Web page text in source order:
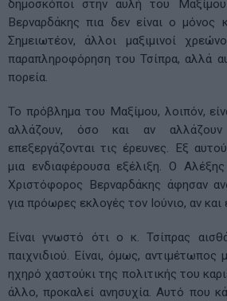
δημοσκόποι στην αυλή του
Βερναρδάκης πια δεν είναι ο μόνος
Σημειωτέον, άλλοι μαξιμινοί
παραπληροφόρηση του Τσίπρα, αλλά
πορεία.
Το πρόβλημα του Μαξίμου, λοιπόν,
αλλάζουν, όσο και αν
επεξεργάζονται τις έρευνες. Εξ
μια ενδιαφέρουσα εξέλιξη. Ο
Χριστόφορος Βερναρδάκης άφησαν
για πρόωρες εκλογές τον Ιούνιο, αν
Είναι γνωστό ότι ο κ. Τσίπρας
παιχνιδιού. Είναι, όμως,
ηχηρό χαστούκι της πολιτικής του
άλλο, προκαλεί ανησυχία. Αυτό που